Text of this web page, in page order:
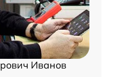
Иванов